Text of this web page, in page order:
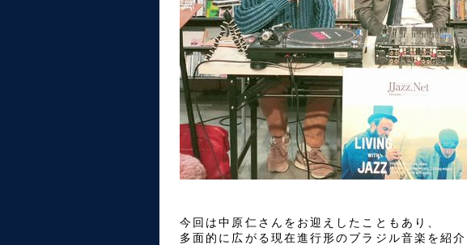
今回は中原仁さんをお迎えしたこともあり、
多面的に広がる現在進行形のブラジル音楽を紹